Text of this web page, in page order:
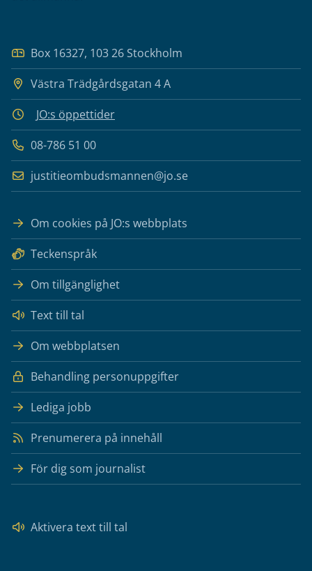
Box 16327, 103 26 Stockholm
Västra Trädgårdsgatan 4 A
JO:s öppettider
08-786 51 00
justitieombudsmannen@jo.se
Om cookies på JO:s webbplats
Teckenspråk
Om tillgänglighet
Text till tal
Om webbplatsen
Behandling personuppgifter
Lediga jobb
Prenumerera på innehåll
För dig som journalist
Aktivera text till tal